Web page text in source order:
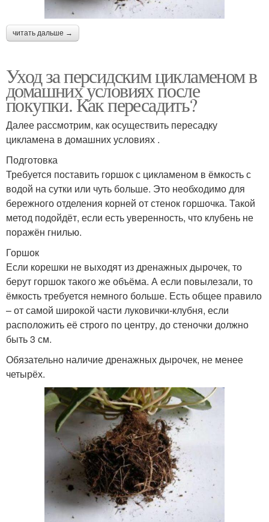
читать дальше →
Уход за персидским цикламеном в
домашних условиях после
покупки. Как пересадить?
Далее рассмотрим, как осуществить пересадку
цикламена в домашних условиях .
Подготовка
Требуется поставить горшок с цикламеном в ёмкость с
водой на сутки или чуть больше. Это необходимо для
бережного отделения корней от стенок горшочка. Такой
метод подойдёт, если есть уверенность, что клубень не
поражён гнилью.
Горшок
Если корешки не выходят из дренажных дырочек, то
берут горшок такого же объёма. А если повылезали, то
ёмкость требуется немного больше. Есть общее правило
– от самой широкой части луковички-клубня, если
расположить её строго по центру, до стеночки должно
быть 3 см.
Обязательно наличие дренажных дырочек, не менее
четырёх.